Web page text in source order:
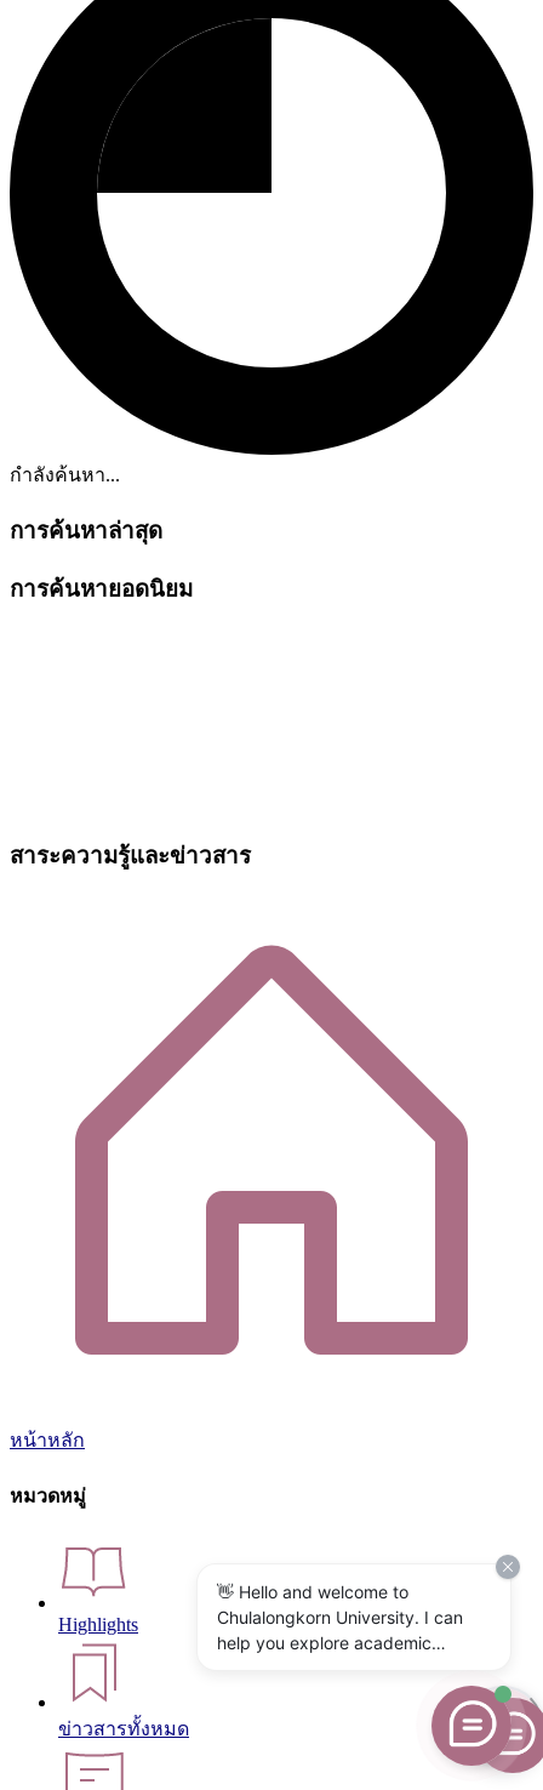
กำลังค้นหา...
การค้นหาล่าสุด
การค้นหายอดนิยม
สาระความรู้และข่าวสาร
หน้าหลัก
หมวดหมู่
Highlights
ข่าวสารทั้งหมด
👋 Hello and welcome to
Chulalongkorn University. I can
help you explore academic